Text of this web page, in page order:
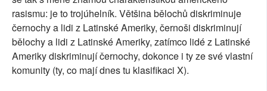
rasismu: je to trojúhelník. Většina bělochů diskriminuje
černochy a lidi z Latinské Ameriky, černoši diskriminují
bělochy a lidi z Latinské Ameriky, zatímco lidé z Latinské
Ameriky diskriminují černochy, dokonce i ty ze své vlastní
komunity (ty, co mají dnes tu klasifikaci X).